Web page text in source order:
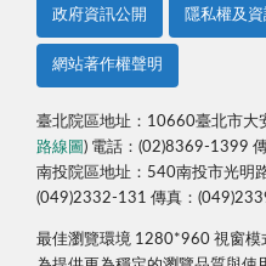
政府資訊公開 隱私權及
網站著作權聲明
臺北院區地址：10660臺北市大
路線圖) 電話：(02)8369-1399
南投院區地址：540南投市光明
(049)2332-131 傳真：
最佳瀏覽環境 1280*960 視窗模